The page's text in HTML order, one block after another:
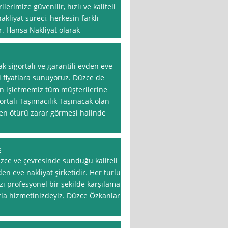
güvenilir, hızlı ve kaliteli
süreci, herkesin farklı
Hansa Nakliyat olarak
sigortalı ve garantili evden eve
fiyatlara sunuyoruz. Düzce de
işletmemiz tüm müşterilerine
Taşımacılık Taşınacak olan
ötürü zarar görmesi halinde
ve çevresinde sunduğu kaliteli
eve nakliyat şirketidir. Her türlü
profesyonel bir şekilde karşılamak
hizmetinizdeyiz. Düzce Özkanlar